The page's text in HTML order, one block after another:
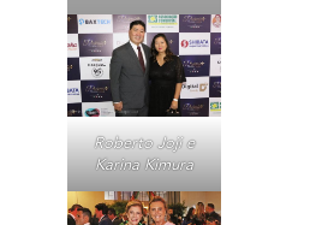
Roberto Joji e
Karina Kimura